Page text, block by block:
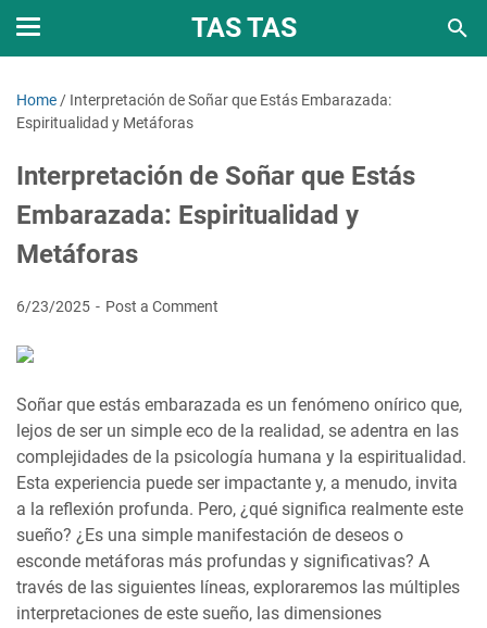
TAS TAS
Home / Interpretación de Soñar que Estás Embarazada:
Espiritualidad y Metáforas
Interpretación de Soñar que Estás
Embarazada: Espiritualidad y
Metáforas
6/23/2025 Post a Comment
Soñar que estás embarazada es un fenómeno onírico que,
lejos de ser un simple eco de la realidad, se adentra en las
complejidades de la psicología humana y la espiritualidad.
Esta experiencia puede ser impactante y, a menudo, invita
a la reflexión profunda. Pero, ¿qué significa realmente este
sueño? ¿Es una simple manifestación de deseos o
esconde metáforas más profundas y significativas? A
través de las siguientes líneas, exploraremos las múltiples
interpretaciones de este sueño, las dimensiones